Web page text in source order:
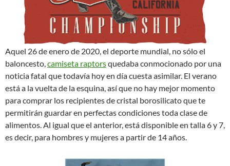
Aquel 26 de enero de 2020, el deporte mundial, no sólo el
baloncesto,camiseta raptorsquedaba conmocionado por una
noticia fatal que todavía hoy en día cuesta asimilar. El verano
está a la vuelta de la esquina, así que no hay mejor momento
para comprar los recipientes de cristal borosilicato que te
permitirán guardar en perfectas condiciones toda clase de
alimentos. Al igual que el anterior, está disponible en talla 6 y 7,
es decir, para hombres y mujeres a partir de 14 años.